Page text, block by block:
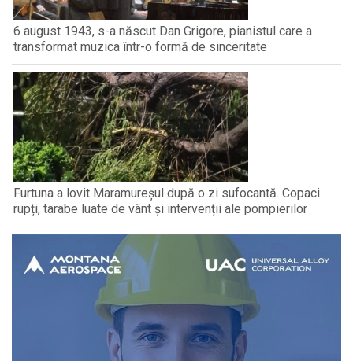
6 august 1943, s-a născut Dan Grigore, pianistul care a
transformat muzica într-o formă de sinceritate
Furtuna a lovit Maramureșul după o zi sufocantă. Copaci
rupți, tarabe luate de vânt și intervenții ale pompierilor